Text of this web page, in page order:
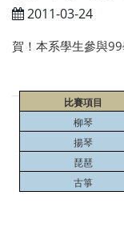
2011-03-24
賀！本系學生參與
比賽項目
柳琴
揚琴
琵琶
古箏